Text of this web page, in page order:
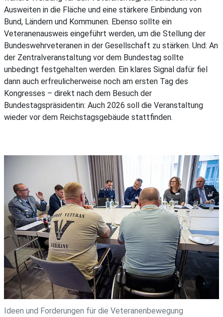
Ausweiten in die Fläche und eine stärkere Einbindung von
Bund, Ländern und Kommunen. Ebenso sollte ein
Veteranenausweis eingeführt werden, um die Stellung der
Bundeswehrveteranen in der Gesellschaft zu stärken. Und: An
der Zentralveranstaltung vor dem Bundestag sollte
unbedingt festgehalten werden. Ein klares Signal dafür fiel
dann auch erfreulicherweise noch am ersten Tag des
Kongresses – direkt nach dem Besuch der
Bundestagspräsidentin: Auch 2026 soll die Veranstaltung
wieder vor dem Reichstagsgebäude stattfinden.
Ideen und Forderungen für die Veteranenbewegung